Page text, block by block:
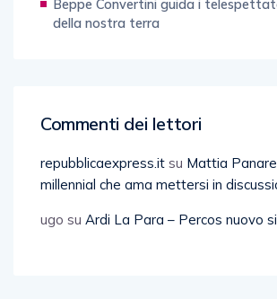
Beppe Convertini guida i
della nostra terra
Commenti dei lettori
repubblicaexpress.it su Mattia
millennial che ama mettersi in
ugo su Ardi La Para – Percos nuovo